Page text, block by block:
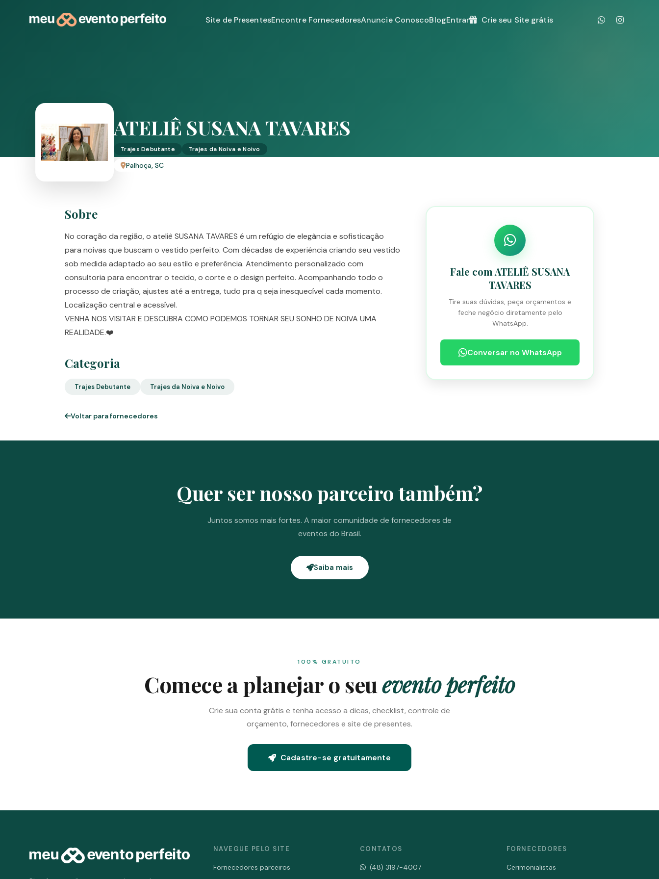
Site de PresentesEncontre FornecedoresAnuncie ConoscoBlogEntrar Crie seu Site grátis
ATELIÊ SUSANA TAVARES
Trajes Debutante Trajes da Noiva e Noivo
Palhoça, SC
Sobre
No coração da região, o ateliê SUSANA TAVARES é um refúgio de elegância e sofisticação
para noivas que buscam o vestido perfeito. Com décadas de experiência criando seu vestido
sob medida adaptado ao seu estilo e preferência. Atendimento personalizado com
consultoria para encontrar o tecido, o corte e o design perfeito. Acompanhando todo o
processo de criação, ajustes até a entrega, tudo pra q seja inesquecível cada momento.
Localização central e acessível.
VENHA NOS VISITAR E DESCUBRA COMO PODEMOS TORNAR SEU SONHO DE NOIVA UMA
REALIDADE.❤️
Categoria
Trajes Debutante Trajes da Noiva e Noivo
Voltar para fornecedores
Fale com ATELIÊ SUSANA
TAVARES
Tire suas dúvidas, peça orçamentos e
feche negócio diretamente pelo
WhatsApp.
Conversar no WhatsApp
Quer ser nosso parceiro também?
Juntos somos mais fortes. A maior comunidade de fornecedores de
eventos do Brasil.
Saiba mais
100% GRATUITO
Comece a planejar o seuevento perfeito
Crie sua conta grátis e tenha acesso a dicas, checklist, controle de
orçamento, fornecedores e site de presentes.
Cadastre-se gratuitamente
NAVEGUE PELO SITE
Fornecedores parceiros
CONTATOS
(48) 3197-4007
FORNECEDORES
Cerimonialistas